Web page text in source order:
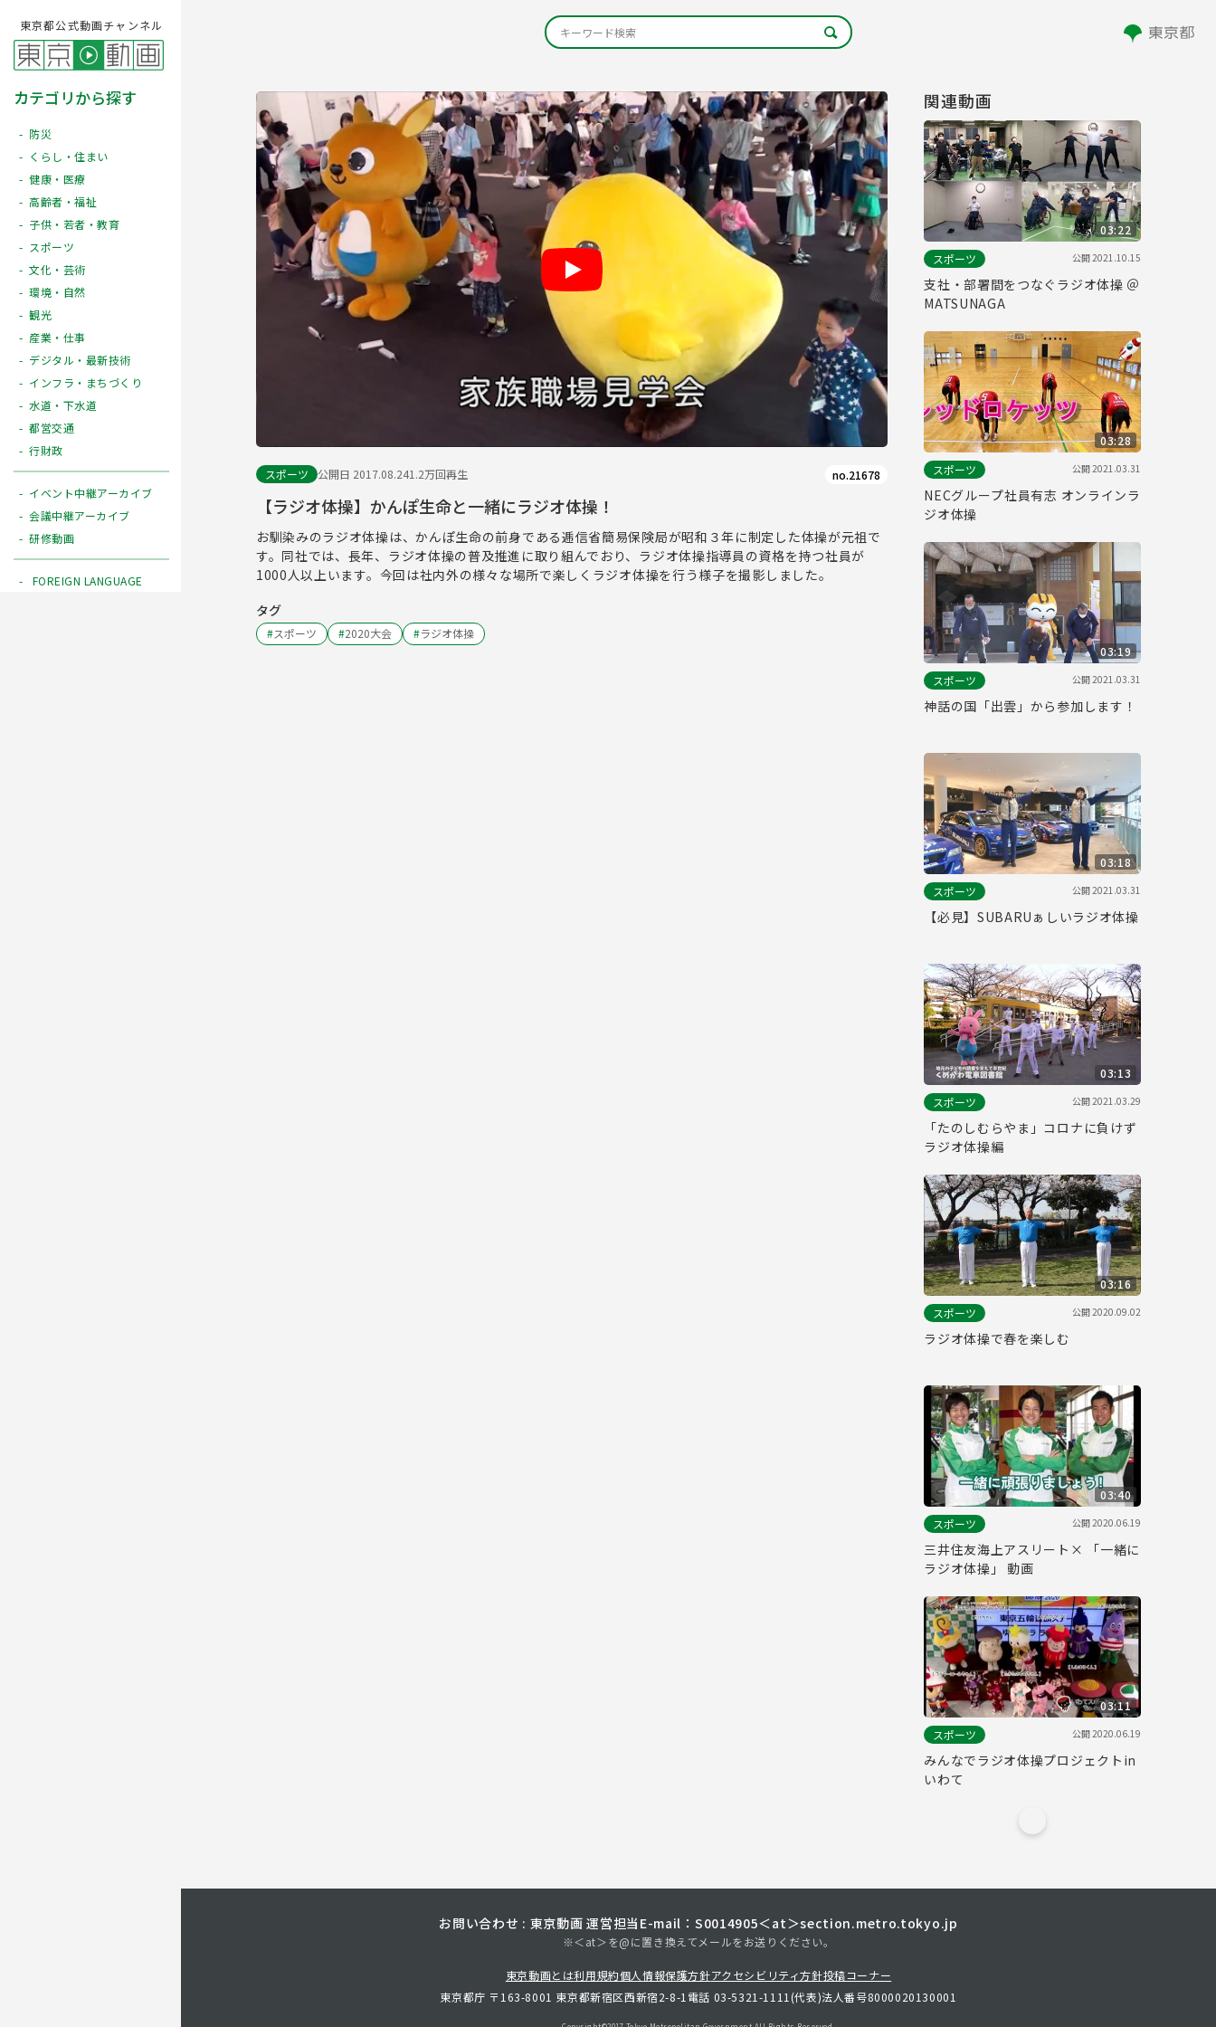
東京都公式動画チャンネル
カテゴリから探す
防災
くらし・住まい
健康・医療
高齢者・福祉
子供・若者・教育
スポーツ
文化・芸術
環境・自然
観光
産業・仕事
デジタル・最新技術
インフラ・まちづくり
水道・下水道
都営交通
行財政
イベント中継アーカイブ
会議中継アーカイブ
研修動画
FOREIGN LANGUAGE
Play
スポーツ 公開日 2017.08.241.2万回再生 no.21678
【ラジオ体操】かんぽ生命と一緒にラジオ体操！
お馴染みのラジオ体操は、かんぽ生命の前身である逓信省簡易保険局が昭和３年に制定した体操が元祖で
す。同社では、長年、ラジオ体操の普及推進に取り組んでおり、ラジオ体操指導員の資格を持つ社員が
1000人以上います。今回は社内外の様々な場所で楽しくラジオ体操を行う様子を撮影しました。
タグ
#スポーツ #2020大会 #ラジオ体操
関連動画
03:22
スポーツ
公開2021.10.15
支社・部署間をつなぐラジオ体操 ＠
MATSUNAGA
03:28
スポーツ
公開2021.03.31
NECグループ社員有志 オンラインラ
ジオ体操
03:19
スポーツ
公開2021.03.31
神話の国「出雲」から参加します！
03:18
スポーツ
公開2021.03.31
【必見】SUBARUぁしいラジオ体操
03:13
スポーツ
公開2021.03.29
「たのしむらやま」コロナに負けず
ラジオ体操編
03:16
スポーツ
公開2020.09.02
ラジオ体操で春を楽しむ
03:40
スポーツ
公開2020.06.19
三井住友海上アスリート× 「一緒に
ラジオ体操」 動画
03:11
スポーツ
公開2020.06.19
みんなでラジオ体操プロジェクトin
いわて
お問い合わせ : 東京動画 運営担当 E-mail：S0014905＜at＞section.metro.tokyo.jp
※＜at＞を@に置き換えてメールをお送りください。
東京動画とは利用規約個人情報保護方針アクセシビリティ方針投稿コーナー
東京都庁 〒163-8001 東京都新宿区西新宿2-8-1 電話 03-5321-1111(代表)法人番号8000020130001